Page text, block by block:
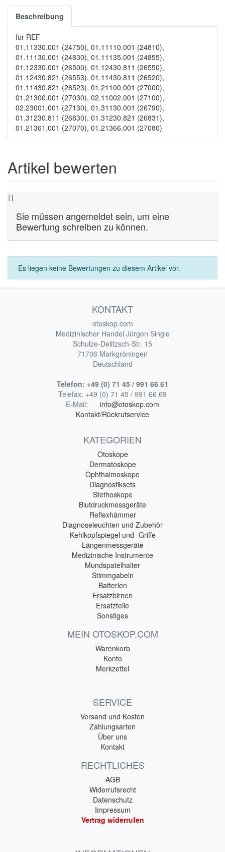
Beschreibung
für REF
01.11330.001 (24750), 01.11110.001 (24810),
01.11130.001 (24830), 01.11135.001 (24855),
01.12330.001 (26500), 01.12430.811 (26550),
01.12430.821 (26553), 01.11430.811 (26520),
01.11430.821 (26523), 01.21100.001 (27000),
01.21300.001 (27030), 02.11002.001 (27100),
02.23001.001 (27130), 01.31130.001 (26790),
01.31230.811 (26830), 01.31230.821 (26831),
01.21361.001 (27070), 01.21366.001 (27080)
Artikel bewerten
Sie müssen angemeldet sein, um eine
Bewertung schreiben zu können.
Es liegen keine Bewertungen zu diesem Artikel vor.
KONTAKT
otoskop.com
Medizinischer Handel Jürgen Single
Schulze-Delitzsch-Str. 15
71706 Markgröningen
Deutschland
Telefon: +49 (0) 71 45 / 991 66 61
Telefax: +49 (0) 71 45 / 991 66 69
E-Mail:
info@otoskop.com
Kontakt/Rückrufservice
KATEGORIEN
Otoskope
Dermatoskope
Ophthalmoskope
Diagnostiksets
Stethoskope
Blutdruckmessgeräte
Reflexhämmer
Diagnoseleuchten und Zubehör
Kehlkopfspiegel und -Griffe
Längenmessgeräte
Medizinische Instrumente
Mundspatelhalter
Stimmgabeln
Batterien
Ersatzbirnen
Ersatzteile
Sonstiges
MEIN OTOSKOP.COM
Warenkorb
Konto
Merkzettel
SERVICE
Versand und Kosten
Zahlungsarten
Über uns
Kontakt
RECHTLICHES
AGB
Widerrufsrecht
Datenschutz
Impressum
Vertrag widerrufen